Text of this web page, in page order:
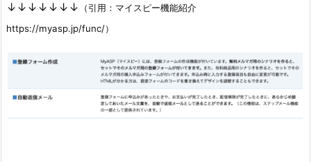
↓↓↓↓↓↓↓
（引用：マイスピー機能紹介
https://myasp.jp/func/）